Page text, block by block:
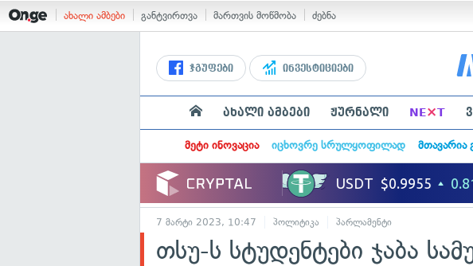
ახალი ამბები განტვირთვა მართვის მოწმობა ძებნა
ჯგუფები ინვესტიციები
ახალი ამბები ჟურნალი NE×T
მეტი ინოვაცია იცხოვრე სრულყოფილად მთავარია
7 მარტი 2023, 10:47 პოლიტიკა პარლამენტი
თსუ-ს სტუდენტები ჯაბა